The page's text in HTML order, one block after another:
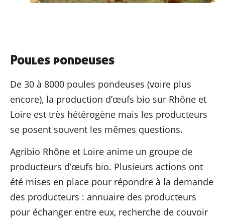
Poules pondeuses
De 30 à 8000 poules pondeuses (voire plus
encore), la production d’œufs bio sur Rhône et
Loire est très hétérogène mais les producteurs
se posent souvent les mêmes questions.
Agribio Rhône et Loire anime un groupe de
producteurs d’œufs bio. Plusieurs actions ont
été mises en place pour répondre à la demande
des producteurs : annuaire des producteurs
pour échanger entre eux, recherche de couvoir